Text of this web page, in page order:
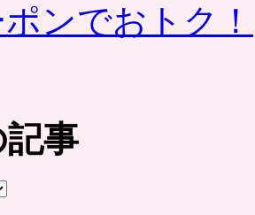
ンでおトク！
事